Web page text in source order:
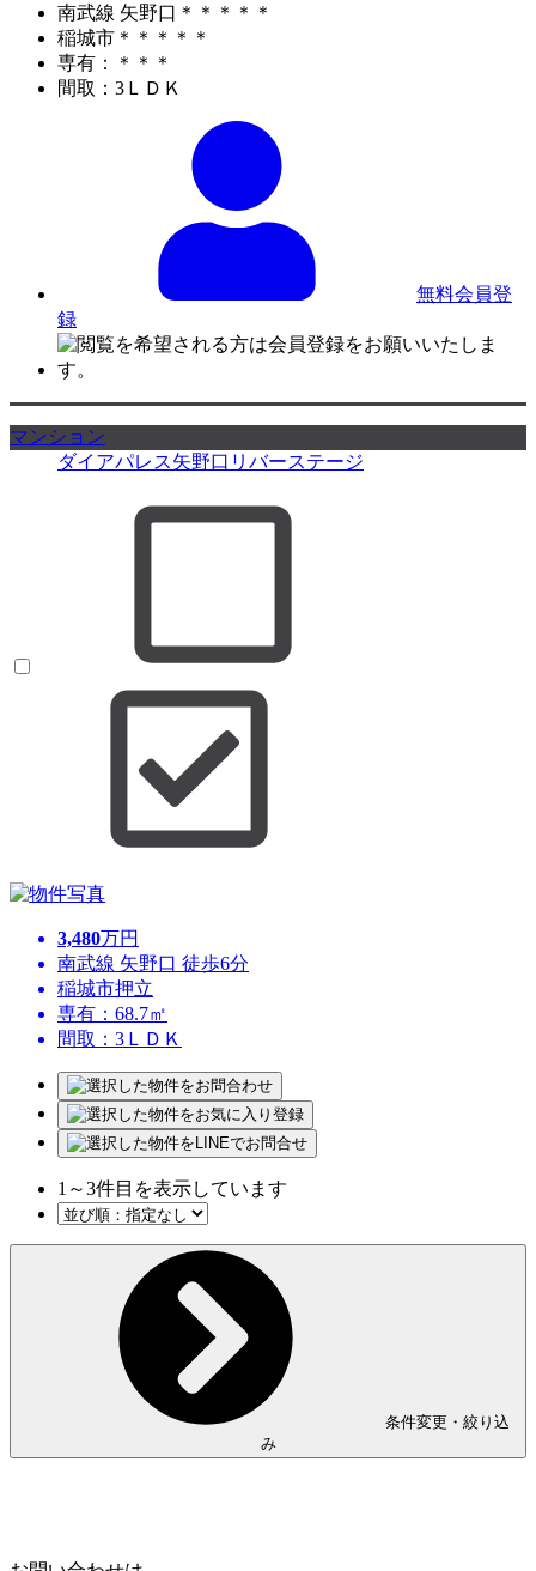
南武線 矢野口＊＊＊＊＊
稲城市＊＊＊＊＊
専有：＊＊＊
間取：3ＬＤＫ
無料会員登
録
マンション
ダイアパレス矢野口リバーステージ
3,480万円
南武線 矢野口 徒歩6分
稲城市押立
専有：68.7㎡
間取：3ＬＤＫ
1 ～3件目を表示しています
条件変更・絞り込
み